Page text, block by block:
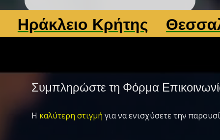
Κρήτης
Συμπληρώστε τη Φόρμα
Η καλύτερη στιγμή για να ενισχύσετε την